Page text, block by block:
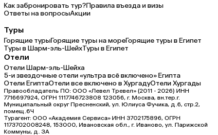
Как забронировать тур?Правила въезда и визы
Ответы на вопросыАкции
Туры
Горящие турыГорящие туры на мореГорящие туры в Египет
Туры в Шарм-эль-ШейхТуры в Египет
Отели
Отели Шарм-эль-Шейха
5-и звездочные отели «ультра всё включено» Египта
Отели ЕгиптаОтели все включено в ХургадуОтели Хургады
Правообладатель ПО: ООО «Левел Тревел» (2011 - 2026) ИНН
7716697924, ОГРН 1117746723808 123056, г. Москва, вн.тер.г.
Муниципальный округ Пресненский, ул. Юлиуса Фучика, д.6, стр.2,
помещ.6Ч
Турагент: ООО «Академия Сервиса» ИНН 3702175896, ОГРН
1173702008248, 153000, Ивановская обл., г. Иваново, ул. Парижской
Коммуны, д. ЗА